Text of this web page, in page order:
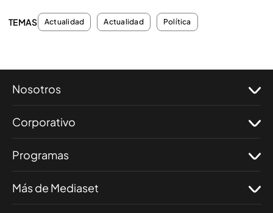
TEMAS Actualidad Actualidad Política
Nosotros
Corporativo
Programas
Más de Mediaset